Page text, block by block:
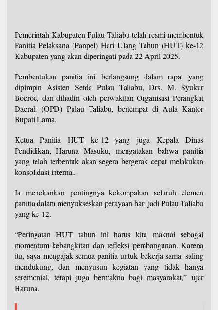
Pemerintah Kabupaten Pulau Taliabu telah resmi membentuk
Panitia Pelaksana (Panpel) Hari Ulang Tahun (HUT) ke-12
Kabupaten yang akan diperingati pada 22 April 2025.
Pembentukan panitia ini berlangsung dalam rapat yang
dipimpin Asisten Setda Pulau Taliabu, Drs. M. Syukur
Boeroe, dan dihadiri oleh perwakilan Organisasi Perangkat
Daerah (OPD) Pulau Taliabu, bertempat di Aula Kantor
Bupati Lama.
Ketua Panitia HUT ke-12 yang juga Kepala Dinas
Pendidikan, Haruna Masuku, mengatakan bahwa panitia
yang telah terbentuk akan segera bergerak cepat melakukan
konsolidasi internal.
Ia menekankan pentingnya kekompakan seluruh elemen
panitia dalam menyukseskan perayaan hari jadi Pulau Taliabu
yang ke-12.
“Peringatan HUT tahun ini harus kita maknai sebagai
momentum kebangkitan dan refleksi pembangunan. Karena
itu, saya mengajak semua panitia untuk bekerja sama, saling
mendukung, dan menyusun kegiatan yang tidak hanya
seremonial, tetapi juga bermakna bagi masyarakat,” ujar
Haruna.